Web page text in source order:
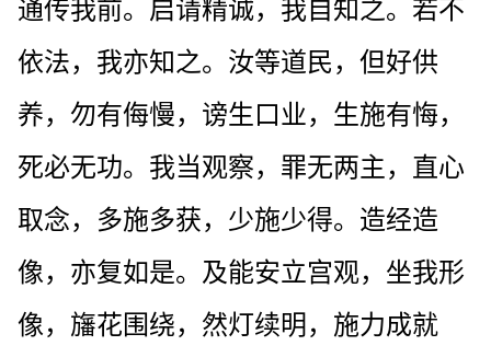
通传我前。启请精诚，我自知之。若不
依法，我亦知之。汝等道民，但好供
养，勿有侮慢，谤生口业，生施有悔，
死必无功。我当观察，罪无两主，直心
取念，多施多获，少施少得。造经造
像，亦复如是。及能安立宫观，坐我形
像，旛花围绕，然灯续明，施力成就